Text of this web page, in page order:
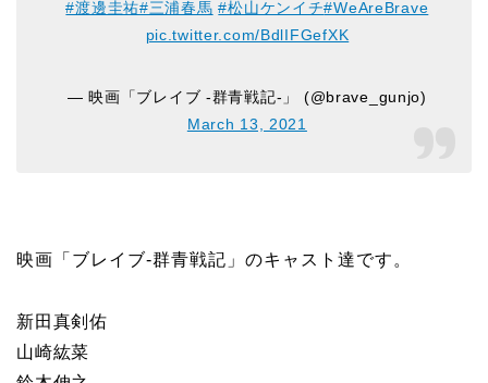
#渡邊圭祐#三浦春馬 #松山ケンイチ#WeAreBrave
pic.twitter.com/BdlIFGefXK
— 映画「ブレイブ -群青戦記-」 (@brave_gunjo)
March 13, 2021
映画「ブレイブ-群青戦記」のキャスト達です。
新田真剣佑
山崎紘菜